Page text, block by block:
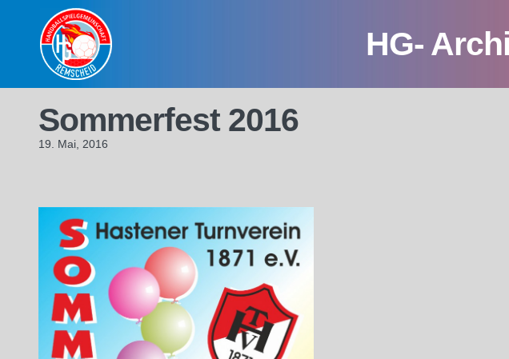
content
HG-
Sommerfest 2016
19. Mai, 2016